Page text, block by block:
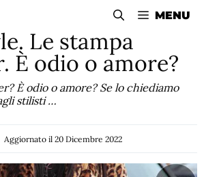
MENU
Le stampa
È odio o amore?
È odio o amore? Se lo chiediamo
stilisti …
Aggiornato il 20 Dicembre 2022